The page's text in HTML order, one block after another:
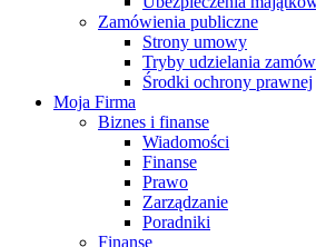
Zamówienia publiczne
Strony umowy
Tryby udzielania
Środki ochrony prawnej
Moja Firma
Biznes i finanse
Wiadomości
Finanse
Prawo
Zarządzanie
Poradniki
Finanse